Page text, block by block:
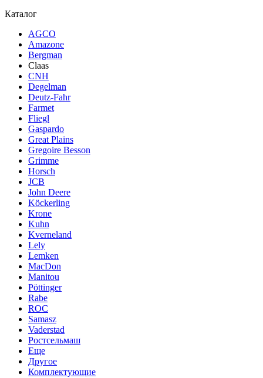
Каталог
AGCO
Amazone
Bergman
Claas
CNH
Degelman
Deutz-Fahr
Farmet
Fliegl
Gaspardo
Great Plains
Gregoire Besson
Grimme
Horsch
JCB
John Deere
Köckerling
Krone
Kuhn
Kverneland
Lely
Lemken
MacDon
Manitou
Pöttinger
Rabe
ROC
Samasz
Vaderstad
Ростсельмаш
Еще
Другое
Комплектующие